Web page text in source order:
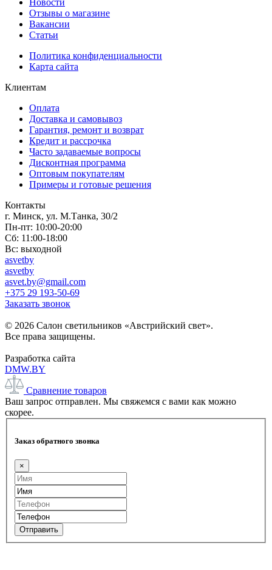
Новости
Отзывы о магазине
Вакансии
Статьи
Политика конфиденциальности
Карта сайта
Клиентам
Оплата
Доставка и самовывоз
Гарантия, ремонт и возврат
Кредит и рассрочка
Часто задаваемые вопросы
Дисконтная программа
Оптовым покупателям
Примеры и готовые решения
Контакты
г. Минск, ул. М.Танка, 30/2
Пн-пт: 10:00-20:00
Сб: 11:00-18:00
Вс: выходной
asvetby
asvetby
asvet.by@gmail.com
+375 29 193-50-69
Заказать звонок
© 2026 Салон светильников «Австрийский свет».
Все права защищены.
Разработка сайта
DMW.BY
Сравнение товаров
Ваш запрос отправлен. Мы свяжемся с вами как можно
скорее.
Заказ обратного звонка
×
Отправить